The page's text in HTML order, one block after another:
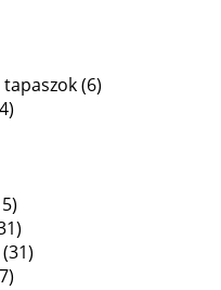
tapaszok(6)
(31)